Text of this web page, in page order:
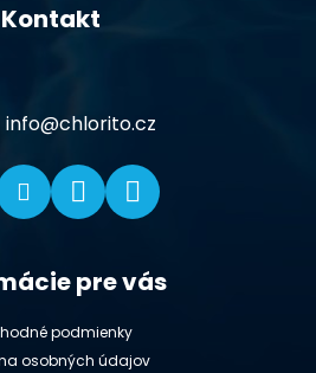
Kontakt
info@chlorito.cz
pre vás
podmienky
osobných údajov